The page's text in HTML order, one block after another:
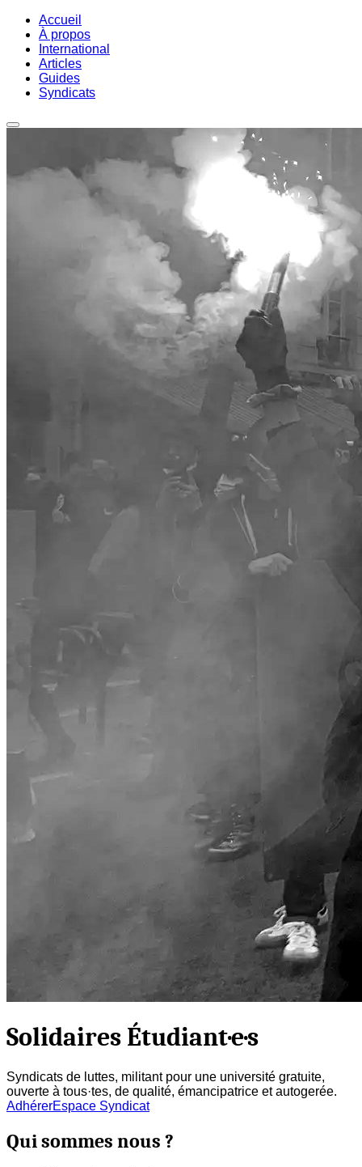
Accueil
À propos
International
Articles
Guides
Syndicats
Solidaires Étudiant·e·s
Syndicats de luttes, militant pour une université gratuite,
ouverte à tous·tes, de qualité, émancipatrice et autogerée.
AdhérerEspace Syndicat
Qui sommes nous ?